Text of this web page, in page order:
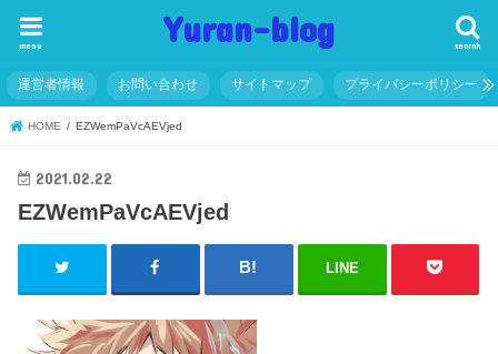
Yuran-blog search
menu
運営者情報 お問い合わせ サイトマップ プライバシーポリシー
HOME EZWemPaVcAEVjed
2021.02.22
EZWemPaVcAEVjed
LINE